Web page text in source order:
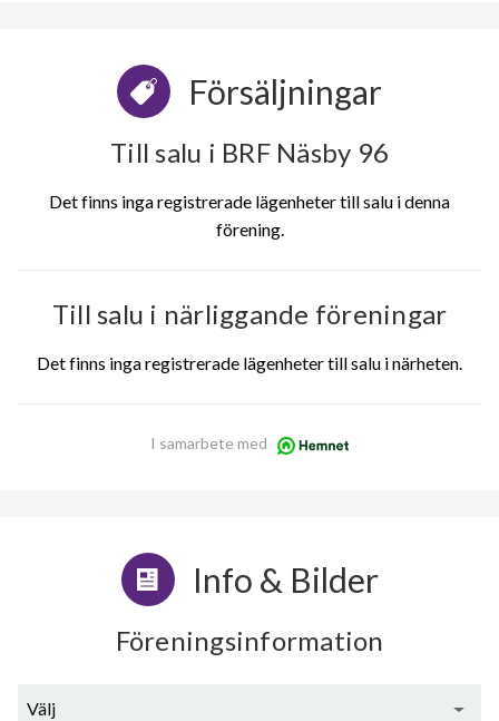
Försäljningar
Till salu i BRF Näsby 96
Det finns inga registrerade lägenheter till salu i denna
förening.
Till salu i närliggande föreningar
Det finns inga registrerade lägenheter till salu i närheten.
I samarbete med
Info & Bilder
Föreningsinformation
Välj